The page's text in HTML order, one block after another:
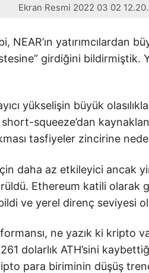
Ekran Resmi 2022 03 02
NEAR’ın yatırımcılardan
girdiğini bildirmiştik.
yükselişin büyük
squeeze’dan
tasfiyeler zincirine
daha az etkileyici ancak
Ethereum katili olarak
ve yerel direnç seviyesi
ne yazık ki kripto
dolarlık ATH’sini
para biriminin düşüş